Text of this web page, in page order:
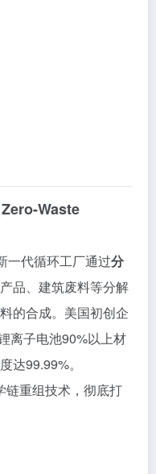
Waste
一代循环工厂通过分
品、建筑废料等分解
的合成。美国初创企
离子电池90%以上材
达99.99%。
链重组技术，彻底打